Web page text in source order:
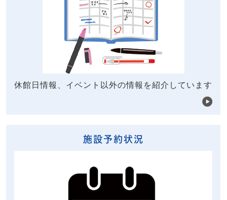
休館日情報、イベント以外の情報を紹介しています
施設予約状況